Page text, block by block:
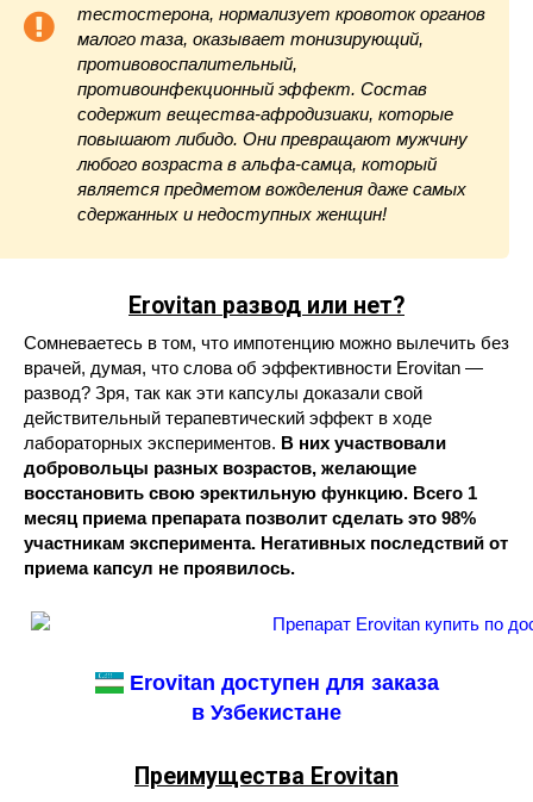
тестостерона, нормализует кровоток органов
малого таза, оказывает тонизирующий,
противовоспалительный,
противоинфекционный эффект. Состав
содержит вещества-афродизиаки, которые
повышают либидо. Они превращают мужчину
любого возраста в альфа-самца, который
является предметом вожделения даже самых
сдержанных и недоступных женщин!
Erovitan развод или нет?
Сомневаетесь в том, что импотенцию можно вылечить без
врачей, думая, что слова об эффективности Erovitan —
развод? Зря, так как эти капсулы доказали свой
действительный терапевтический эффект в ходе
лабораторных экспериментов. В них участвовали
добровольцы разных возрастов, желающие
восстановить свою эректильную функцию. Всего 1
месяц приема препарата позволит сделать это 98%
участникам эксперимента. Негативных последствий от
приема капсул не проявилось.
Erovitan доступен для заказа
в Узбекистане
Преимущества Erovitan